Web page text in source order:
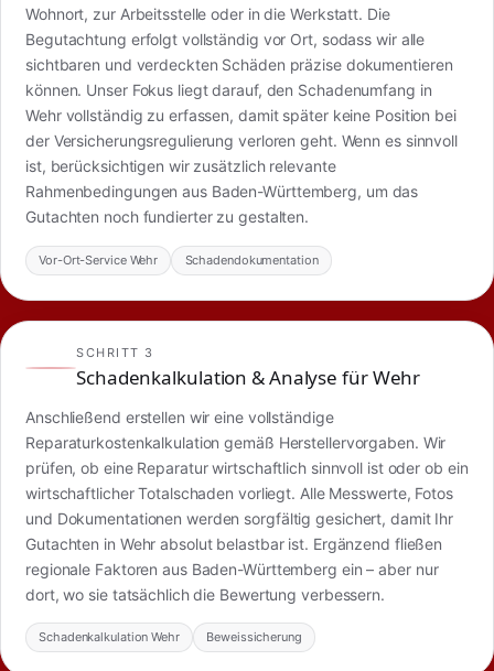
Wohnort, zur Arbeitsstelle oder in die Werkstatt. Die
Begutachtung erfolgt vollständig vor Ort, sodass wir alle
sichtbaren und verdeckten Schäden präzise dokumentieren
können. Unser Fokus liegt darauf, den Schadenumfang in
Wehr vollständig zu erfassen, damit später keine Position bei
der Versicherungsregulierung verloren geht. Wenn es sinnvoll
ist, berücksichtigen wir zusätzlich relevante
Rahmenbedingungen aus Baden-Württemberg, um das
Gutachten noch fundierter zu gestalten.
Vor-Ort-Service Wehr Schadendokumentation
SCHRITT 3
Schadenkalkulation & Analyse für Wehr
Anschließend erstellen wir eine vollständige
Reparaturkostenkalkulation gemäß Herstellervorgaben. Wir
prüfen, ob eine Reparatur wirtschaftlich sinnvoll ist oder ob ein
wirtschaftlicher Totalschaden vorliegt. Alle Messwerte, Fotos
und Dokumentationen werden sorgfältig gesichert, damit Ihr
Gutachten in Wehr absolut belastbar ist. Ergänzend fließen
regionale Faktoren aus Baden-Württemberg ein – aber nur
dort, wo sie tatsächlich die Bewertung verbessern.
Schadenkalkulation Wehr Beweissicherung